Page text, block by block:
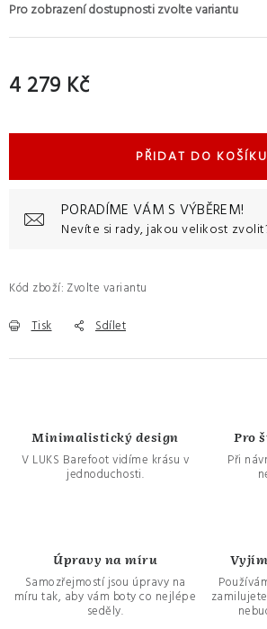
4 279 Kč
PŘIDAT DO KOŠÍKU
PORADÍME VÁM S VÝBĚREM!
Nevíte si rady, jakou velikost
Kód zboží: Zvolte variantu
Tisk Sdílet
Minimalistický design
V LUKS Barefoot vidíme krásu v
jednoduchosti.
Pro
Při
Úpravy na míru
Samozřejmostí jsou úpravy na
míru tak, aby vám boty co nejlépe
seděly.